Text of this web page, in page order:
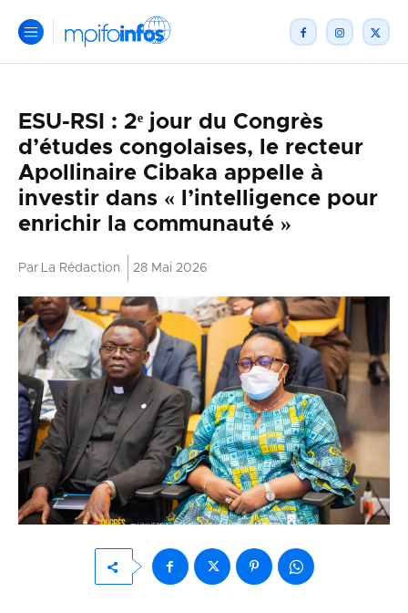
ESU-RSI : 2ᵉ jour du Congrès
d’études congolaises, le recteur
Apollinaire Cibaka appelle à
investir dans « l’intelligence pour
enrichir la communauté »
Par La Rédaction 28 Mai 2026